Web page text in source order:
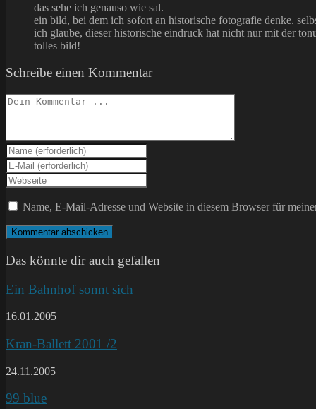
das sehe ich genauso wie sal.
ein bild, bei dem ich sofort an historische fotografie denke.
ich glaube, dieser historische eindruck hat nicht nur mit der
tolles bild!
Schreibe einen Kommentar
Kommentieren
Gib
deinen
Namen
oder
Benutzernamen
zum
Kommentieren
ein
Gib
deine
E-
Mail-
Adresse
zum
Kommentieren
Gib
deine
Website-
ein
(optional)
Name, E-Mail-Adresse und Website in diesem Browser für
Das könnte dir auch gefallen
Ein Bahnhof sonnt sich
16.01.2005
Kran-Ballett 2001 /2
24.11.2005
99 blue